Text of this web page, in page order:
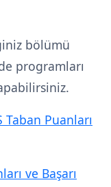
bölümü
programları
Puanları
ve Başarı